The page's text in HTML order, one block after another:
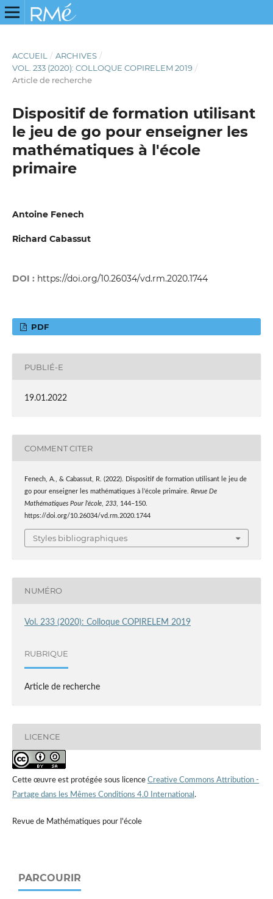
ACCUEIL / ARCHIVES /
VOL. 233 (2020): COLLOQUE COPIRELEM 2019 /
Article de recherche
Dispositif de formation utilisant
le jeu de go pour enseigner les
mathématiques à l'école
primaire
Antoine Fenech
Richard Cabassut
DOI : https://doi.org/10.26034/vd.rm.2020.1744
PDF
PUBLIÉ-E
19.01.2022
COMMENT CITER
Fenech, A., & Cabassut, R. (2022). Dispositif de formation utilisant le jeu de
go pour enseigner les mathématiques à l’école primaire. Revue De
Mathématiques Pour l’école, 233, 144–150.
https://doi.org/10.26034/vd.rm.2020.1744
Styles bibliographiques
NUMÉRO
Vol. 233 (2020): Colloque COPIRELEM 2019
RUBRIQUE
Article de recherche
LICENCE
Cette œuvre est protégée sous licence Creative Commons Attribution -
Partage dans les Mêmes Conditions 4.0 International .
Revue de Mathématiques pour l'école
PARCOURIR